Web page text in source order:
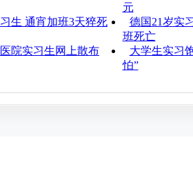
元
生 通宵加班3天猝死
德国21岁实
班死亡
院实习生网上散布
大学生实习
怕”